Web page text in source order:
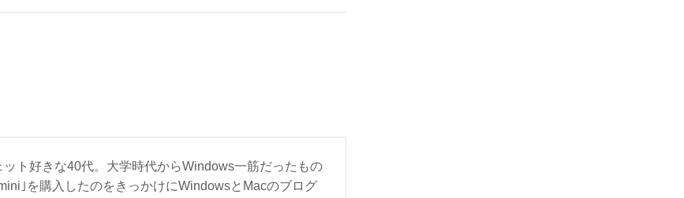
ト好きな40代。大学時代からWindows一筋だったもの
｣を購入したのをきっかけにWindowsとMacのブログ